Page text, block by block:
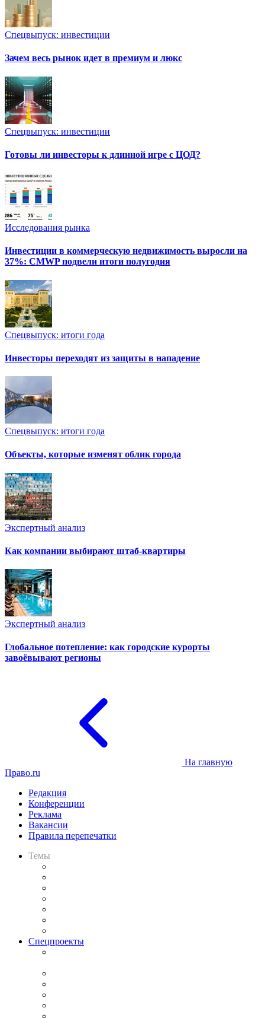
Спецвыпуск: инвестиции
Зачем весь рынок идет в премиум и люкс
Спецвыпуск: инвестиции
Готовы ли инвесторы к длинной игре с ЦОД?
Исследования рынка
Инвестиции в коммерческую недвижимость выросли на
37%: CMWP подвели итоги полугодия
Спецвыпуск: итоги года
Инвесторы переходят из защиты в нападение
Спецвыпуск: итоги года
Объекты, которые изменят облик города
Экспертный анализ
Как компании выбирают штаб-квартиры
Экспертный анализ
Глобальное потепление: как городские курорты
завоёвывают регионы
На главную
Право.ru
Редакция
Конференции
Реклама
Вакансии
Правила перепечатки
Темы
Спецпроекты